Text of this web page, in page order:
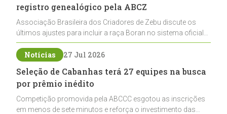
registro genealógico pela ABCZ
Associação Brasileira dos Criadores de Zebu discute os
últimos ajustes para incluir a raça Boran no sistema oficial
de registros, abrindo caminho para sua expansão na
pecuária nacional
Notícias 27 Jul 2026
Seleção de Cabanhas terá 27 equipes na busca
por prêmio inédito
Competição promovida pela ABCCC esgotou as inscrições
em menos de sete minutos e reforça o investimento das